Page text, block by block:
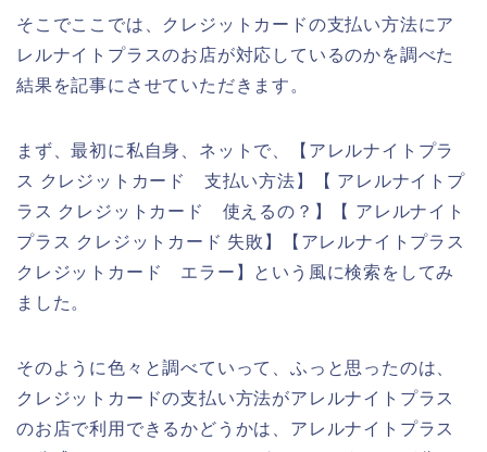
そこでここでは、クレジットカードの支払い方法にア
レルナイトプラスのお店が対応しているのかを調べた
結果を記事にさせていただきます。
まず、最初に私自身、ネットで、【アレルナイトプラ
ス クレジットカード 支払い方法】【 アレルナイトプ
ラス クレジットカード 使えるの？】【 アレルナイト
プラス クレジットカード 失敗】【アレルナイトプラス
クレジットカード エラー】という風に検索をしてみ
ました。
そのように色々と調べていって、ふっと思ったのは、
クレジットカードの支払い方法がアレルナイトプラス
のお店で利用できるかどうかは、アレルナイトプラス